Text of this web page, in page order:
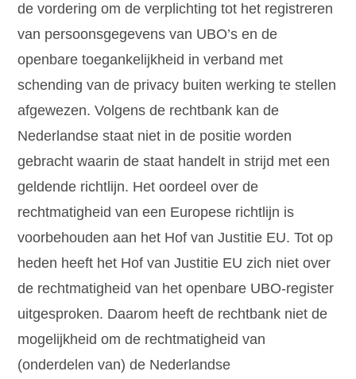
de vordering om de verplichting tot het registreren
van persoonsgegevens van UBO’s en de
openbare toegankelijkheid in verband met
schending van de privacy buiten werking te stellen
afgewezen. Volgens de rechtbank kan de
Nederlandse staat niet in de positie worden
gebracht waarin de staat handelt in strijd met een
geldende richtlijn. Het oordeel over de
rechtmatigheid van een Europese richtlijn is
voorbehouden aan het Hof van Justitie EU. Tot op
heden heeft het Hof van Justitie EU zich niet over
de rechtmatigheid van het openbare UBO-register
uitgesproken. Daarom heeft de rechtbank niet de
mogelijkheid om de rechtmatigheid van
(onderdelen van) de Nederlandse